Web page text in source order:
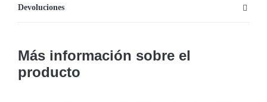
Devoluciones
Más información sobre el
producto